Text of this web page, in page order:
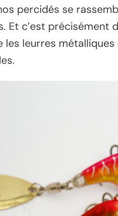
percidés se
Et c’est précisément
les leurres